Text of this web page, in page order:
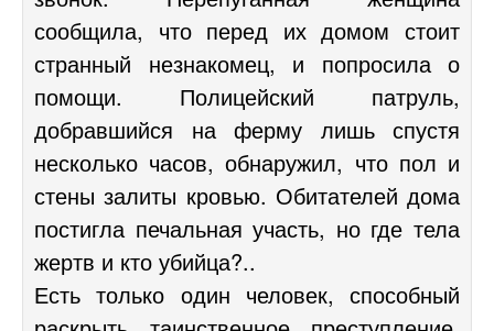
сообщила, что перед их домом стоит
странный незнакомец, и попросила о
помощи. Полицейский патруль,
добравшийся на ферму лишь спустя
несколько часов, обнаружил, что пол и
стены залиты кровью. Обитателей дома
постигла печальная участь, но где тела
жертв и кто убийца?..
Есть только один человек, способный